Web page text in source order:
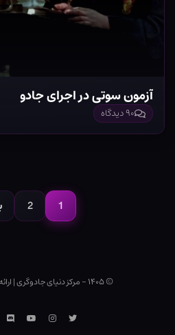
آزمون سوتی در اجرای جادو
۹۰ دیدگاه
صفحه1 صفحه2
© ۱۴۰۵ - مرکز دنیای جادوگری |
توییتراینستاگرام
یوتوب